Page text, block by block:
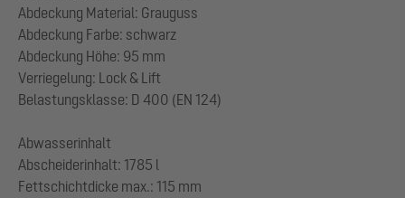
Abdeckung Material: Grauguss
Abdeckung Farbe: schwarz
Abdeckung Höhe: 95 mm
Verriegelung: Lock & Lift
Belastungsklasse: D 400 (EN 124)
Abwasserinhalt
Abscheiderinhalt: 1785 l
Fettschichtdicke max.: 115 mm